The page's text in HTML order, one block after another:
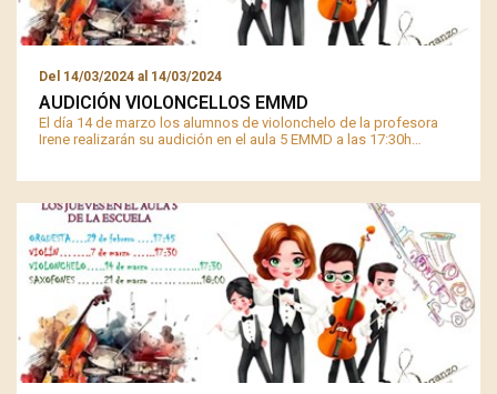
Del 14/03/2024 al 14/03/2024
AUDICIÓN VIOLONCELLOS EMMD
El día 14 de marzo los alumnos de violonchelo de la profesora
Irene realizarán su audición en el aula 5 EMMD a las 17:30h…